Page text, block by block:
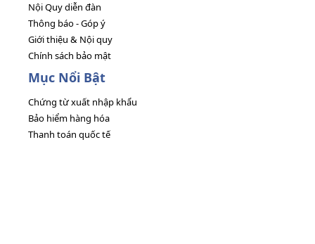
Nội Quy diễn đàn
Thông báo - Góp ý
Giới thiệu & Nội quy
Chính sách bảo mật
Mục Nổi Bật
Chứng từ xuất nhập khẩu
Bảo hiểm hàng hóa
Thanh toán quốc tế